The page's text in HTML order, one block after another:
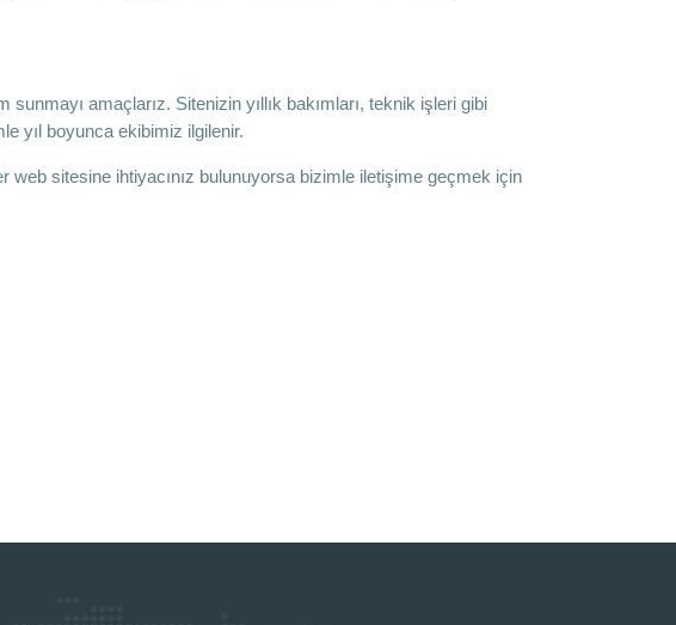
amaçlarız. Sitenizin yıllık bakımları, teknik işleri gibi
yıl boyunca ekibimiz ilgilenir.
sitesine ihtiyacınız bulunuyorsa bizimle iletişime geçmek için